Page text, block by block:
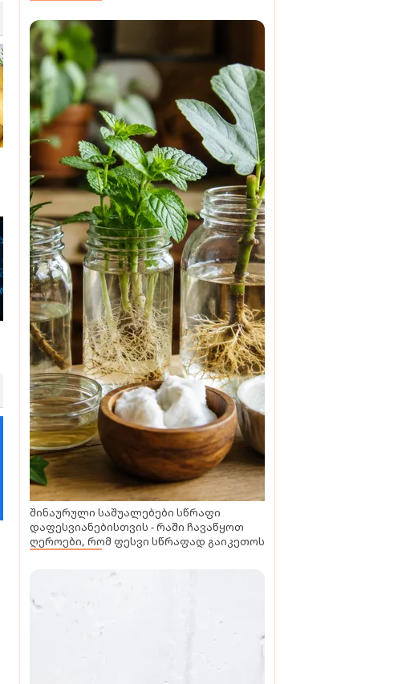
შინაურული საშუალებები სწრაფი
დაფესვიანებისთვის - რაში ჩავაწყოთ
ღეროები, რომ ფესვი სწრაფად გაიკეთოს